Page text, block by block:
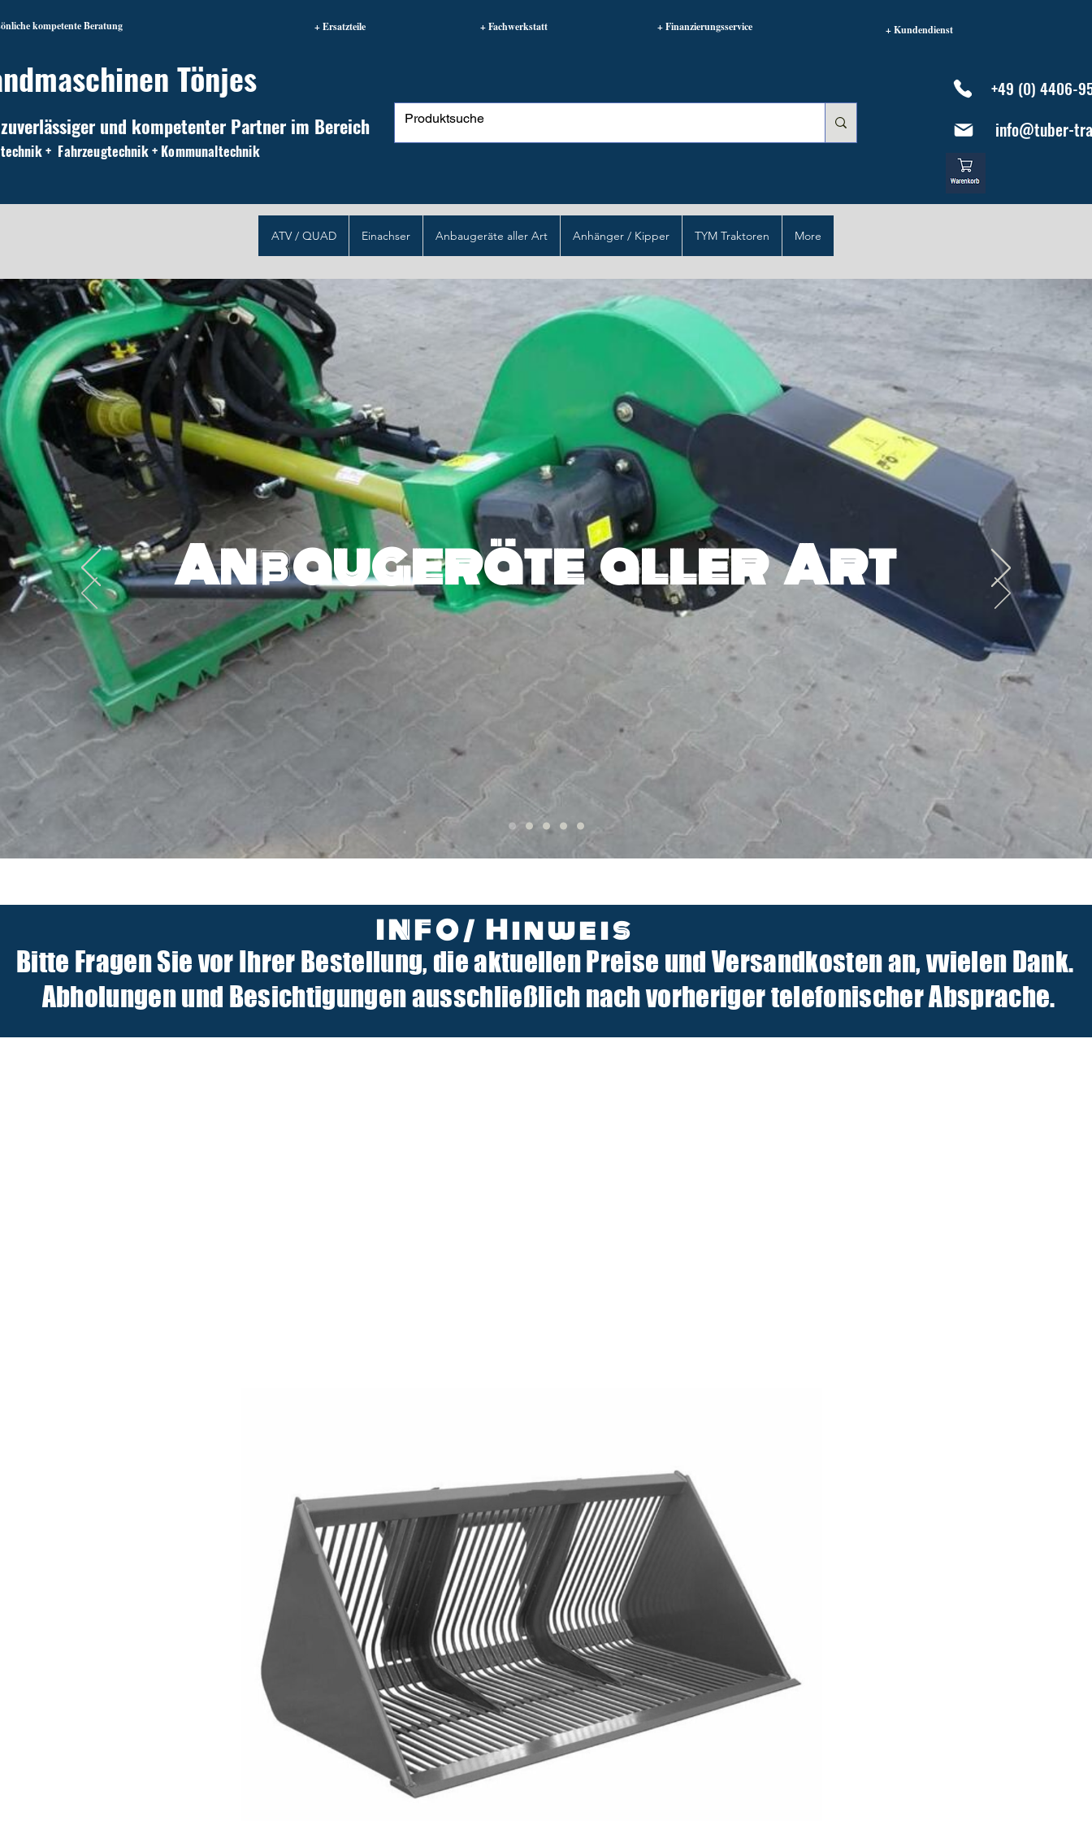
kompetente Beratung + Ersatzteile
Tönjes
und kompetenter Partner im Bereich
+ Fahrzeugtechnik + Kommunaltechnik
+ Fachwerkstatt + Finanzierungsservice + Kundendienst
+49 (0) 4406-
info@tuber-
ATV / QUAD Einachser Anbaugeräte aller Art Anhänger / Kipper TYM Traktoren More
Anbaugeräte aller Art
INFO/ Hinweis
Bitte Fragen Sie vor Ihrer Bestellung, die aktuellen Preise und Versandkosten an, vvielen Dank.
Abholungen und Besichtigungen ausschließlich nach vorheriger telefonischer Absprache.